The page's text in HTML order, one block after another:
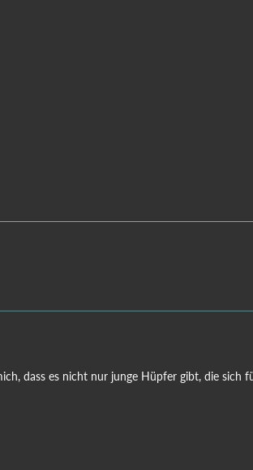
dass es nicht nur junge Hüpfer gibt, die sich